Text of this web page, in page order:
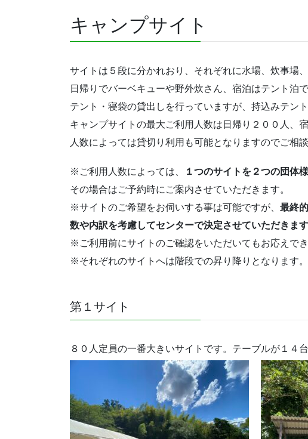
キャンプサイト
サイトは５段に分かれおり、それぞれに水場、炊事場
日帰りでバーベキューや野外炊さん、宿泊はテント泊
テント・寝袋の貸出しを行っていますが、持込みテン
キャンプサイトの最大ご利用人数は日帰り２００人、
人数によっては貸切り利用も可能となりますのでご相談
※ご利用人数によっては、
１つのサイトを２つの団体
その場合はご予約時にご案内させていただきます。
※サイトのご希望をお伺いする事は可能ですが、 最終
数や内訳を考慮してセンターで決定させていただきます
※ご利用前にサイトのご確認をいただいてもお応えで
※それぞれのサイトへは階段での昇り降りとなります
第１サイト
８０人定員の一番大きいサイトです。テーブルが１４